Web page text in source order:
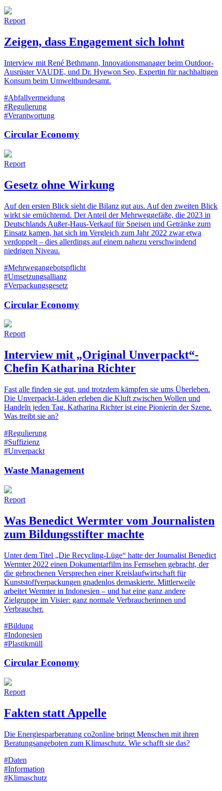
Report
Zeigen, dass Engagement sich lohnt
Interview mit René Bethmann, Innovationsmanager beim Outdoor-
Ausrüster VAUDE, und Dr. Hyewon Seo, Expertin für nachhaltigen
Konsum beim Umweltbundesamt.
#Abfallvermeidung
#Regulierung
#Verantwortung
Circular Economy
Report
Gesetz ohne Wirkung
Auf den ersten Blick sieht die Bilanz gut aus. Auf den zweiten Blick
wirkt sie ernüchternd. Der Anteil der Mehrweggefäße, die 2023 in
Deutschlands Außer-Haus-Verkauf für Speisen und Getränke zum
Einsatz kamen, hat sich im Vergleich zum Jahr 2022 zwar etwa
verdoppelt – dies allerdings auf einem nahezu verschwindend
niedrigen Niveau.
#Mehrwegangebotspflicht
#Umsetzungsallianz
#Verpackungsgesetz
Circular Economy
Report
Interview mit „Original Unverpackt“-
Chefin Katharina Richter
Fast alle finden sie gut, und trotzdem kämpfen sie ums Überleben.
Die Unverpackt-Läden erleben die Kluft zwischen Wollen und
Handeln jeden Tag. Katharina Richter ist eine Pionierin der Szene.
Was treibt sie an?
#Regulierung
#Suffizienz
#Unverpackt
Waste Management
Report
Was Benedict Wermter vom Journalisten
zum Bildungsstifter machte
Unter dem Titel „Die Recycling-Lüge“ hatte der Journalist Benedict
Wermter 2022 einen Dokumentarfilm ins Fernsehen gebracht, der
die gebrochenen Versprechen einer Kreislaufwirtschaft für
Kunststoffverpackungen gnadenlos demaskierte. Mittlerweile
arbeitet Wermter in Indonesien – und hat eine ganz andere
Zielgruppe im Visier: ganz normale Verbraucherinnen und
Verbraucher.
#Bildung
#Indonesien
#Plastikmüll
Circular Economy
Report
Fakten statt Appelle
Die Energiesparberatung co2online bringt Menschen mit ihren
Beratungsangeboten zum Klimaschutz. Wie schafft sie das?
#Daten
#Information
#Klimaschutz